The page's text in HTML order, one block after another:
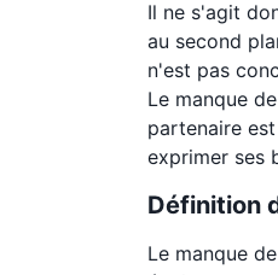
Il ne s'agit
au second
n'est pas
Le manque
partenaire
exprimer ses
Définition
Le manque